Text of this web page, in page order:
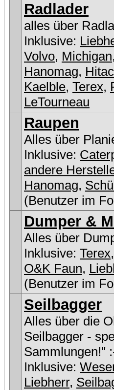
Radlader
alles über
Inklusive:
Volvo, Michigan,
Hanomag,
Kaelble, Terex,
LeTourneau
Raupen
Alles über
Inklusive:
andere
Hanomag,
(Benutzer im
Dumper &
Alles über
Inklusive: Terex,
O&K Faun,
(Benutzer im
Seilbagger
Alles über die
Seilbagger -
Sammlungen!"
Inklusive:
Liebherr,